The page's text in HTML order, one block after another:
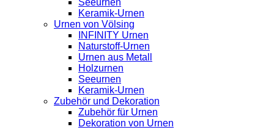
Seeurnen
Keramik-Urnen
Urnen von Völsing
INFINITY Urnen
Naturstoff-Urnen
Urnen aus Metall
Holzurnen
Seeurnen
Keramik-Urnen
Zubehör und Dekoration
Zubehör für Urnen
Dekoration von Urnen